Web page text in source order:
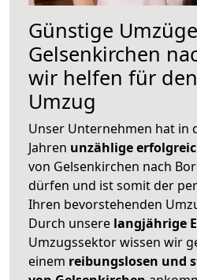
Günstige
Gelsenkirchen
wir helfen für
Umzug
Unser Unternehmen hat in
Jahren unzählige
von Gelsenkirchen nach
dürfen und ist somit der
Ihren bevorstehenden
Durch unsere langjährige
Umzugssektor wissen wir
einem reibungslosen und